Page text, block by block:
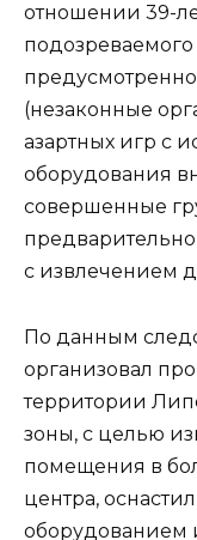
отношении 39-
(незаконные
азартных игр с
оборудования
совершенные
с извлечением
По данным
организовал
территории
зоны, с целью
помещения в
центра,
оборудованием